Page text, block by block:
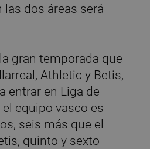
las dos áreas será
gran temporada que
Athletic y Betis,
entrar en Liga de
equipo vasco es
seis más que el
quinto y sexto